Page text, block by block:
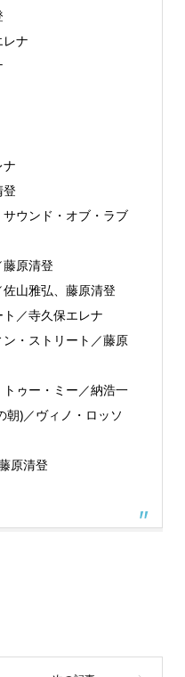
ナ
ウンド・オブ・ラブ
原清登
山雅弘、藤原清登
／寺久保エレナ
・ストリート／藤原
ゥー・ミー／納浩一
朝)／ヴィノ・ロッソ
原清登